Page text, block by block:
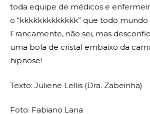
toda equipe de médicos e
o “kkkkkkkkkkkkk” que todo mundo
Francamente, não sei, mas
uma bola de cristal embaixo da
hipnose!
Texto: Juliene Lellis (Dra. Zabeinha)
Foto: Fabiano Lana